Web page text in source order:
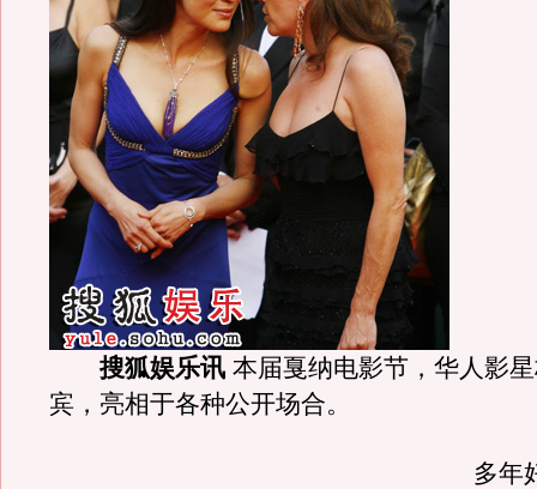
搜狐娱乐讯 本届戛纳电影节，华人影
宾，亮相于各种公开场合。
多年